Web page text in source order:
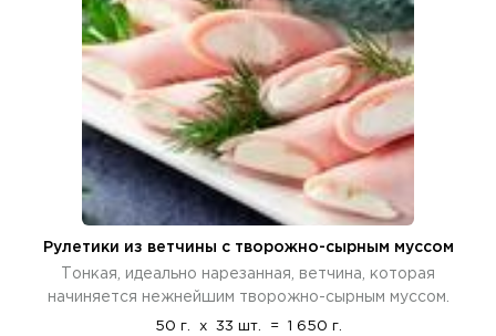
Рулетики из ветчины с творожно-сырным муссом
Тонкая, идеально нарезанная, ветчина, которая
начиняется нежнейшим творожно-сырным муссом.
50 г. x 33 шт. = 1 650 г.